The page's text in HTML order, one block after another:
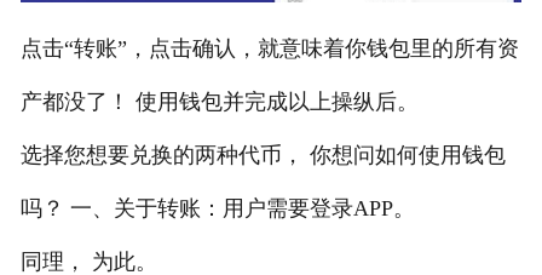
点击“转账”，点击确认，就意味着你钱包里的所有资
产都没了！ 使用钱包并完成以上操纵后。
选择您想要兑换的两种代币， 你想问如何使用钱包
吗？ 一、关于转账：用户需要登录APP。
同理， 为此。